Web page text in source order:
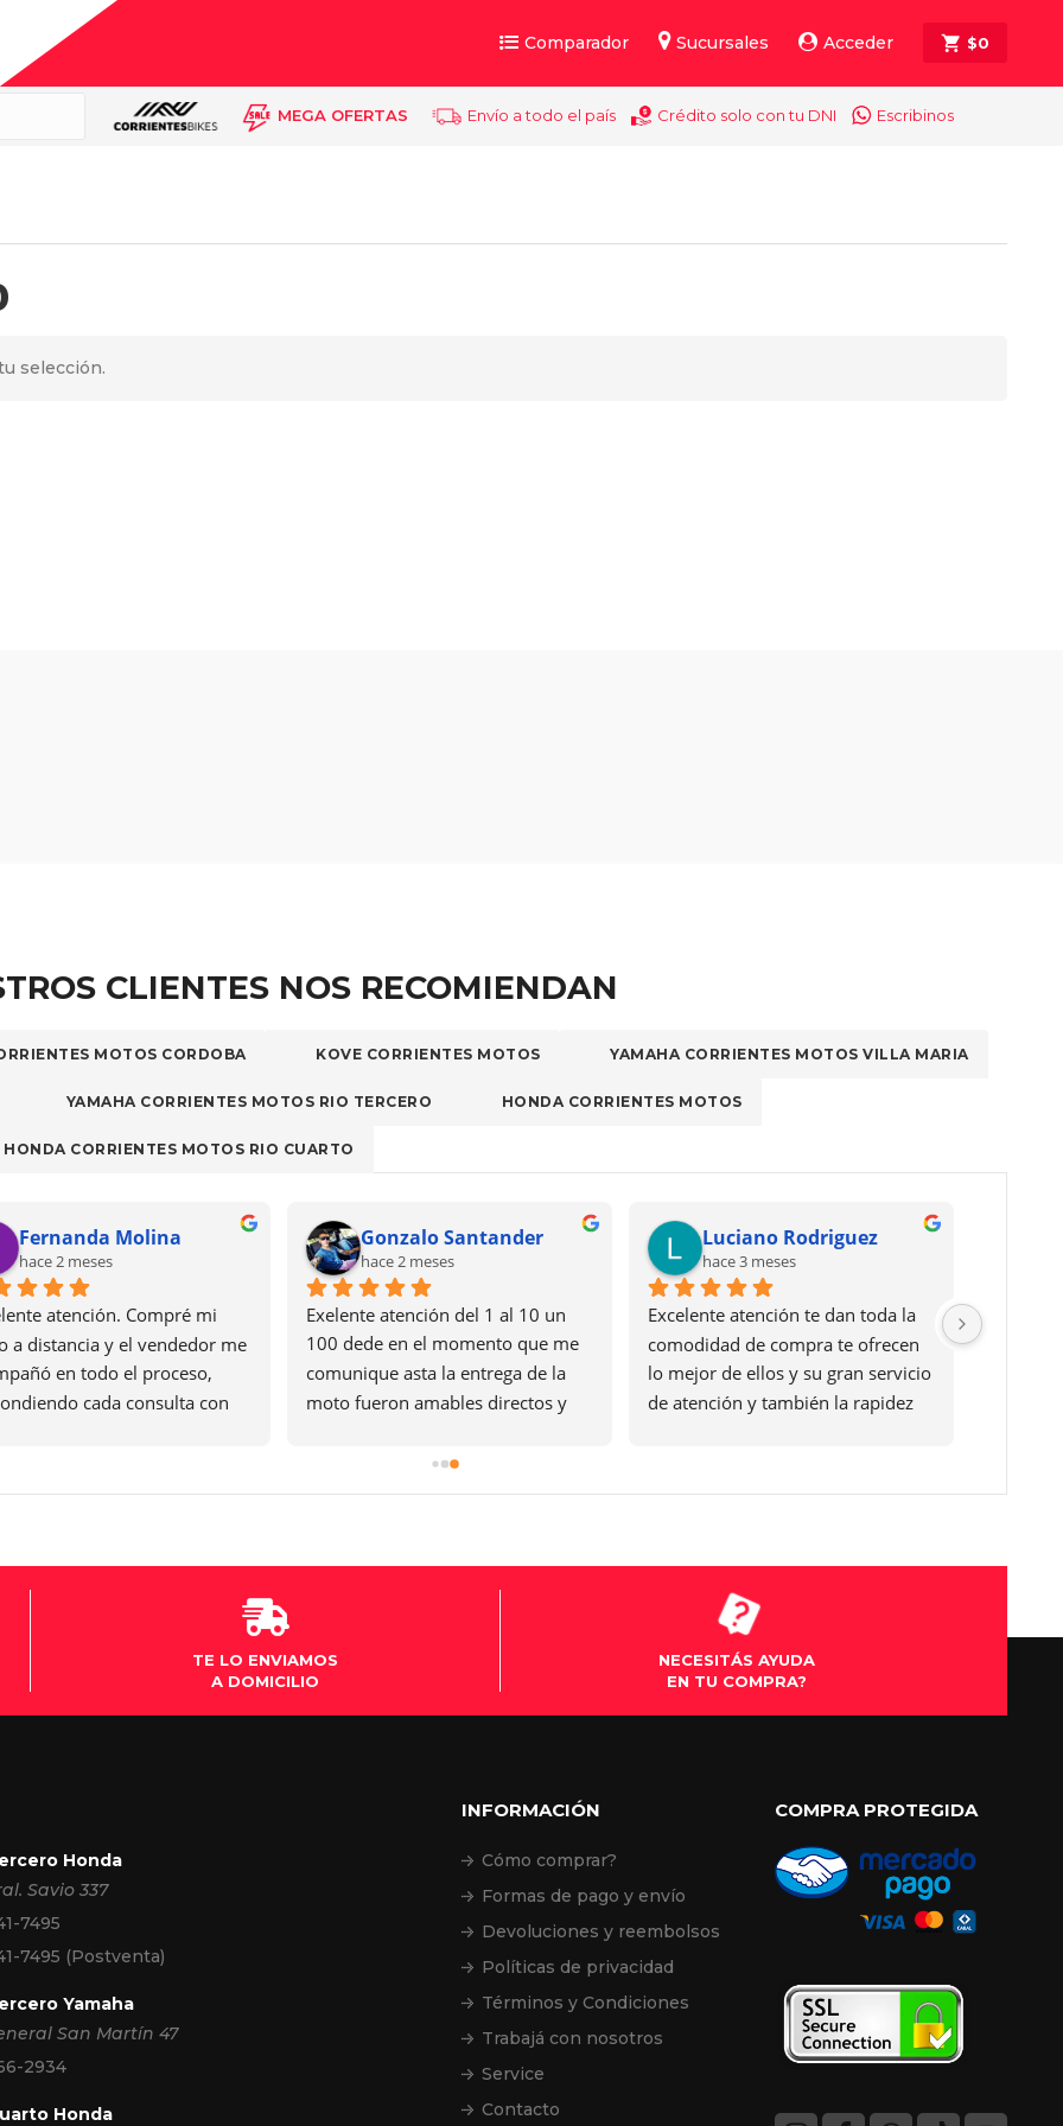
Comparador Sucursales Acceder $0
MEGA OFERTAS Envío a todo el país Crédito solo con tu DNI Escribinos
selección.
CLIENTES NOS RECOMIENDAN
MOTOS CORDOBA KOVE CORRIENTES MOTOS YAMAHA CORRIENTES MOTOS VILLA MARIA
YAMAHA CORRIENTES MOTOS RIO TERCERO HONDA CORRIENTES MOTOS
HONDA CORRIENTES MOTOS RIO CUARTO
Fernanda Molina
hace 2 meses
atención. Compré mi
a distancia y el vendedor me
en todo el proceso,
cada consulta con
lo acordado. Me dio
Gonzalo Santander
hace 2 meses
Exelente atención del 1 al 10 un
100 dede en el momento que me
comunique asta la entrega de la
moto fueron amables directos y
prometen lo recomiendo gracias
@corrientes motos. Y a Ignacio
Luciano Rodriguez
hace 3 meses
Excelente atención te dan toda la
comodidad de compra te ofrecen
lo mejor de ellos y su gran servicio
de atención y también la rapidez
moto 0KM y también muchas
tipo de dudas q tenía MUCHÍSIMAS
GRACIAS!!!
TE LO ENVIAMOS
A DOMICILIO
NECESITÁS AYUDA
EN TU COMPRA?
Honda
Savio 337
7495
7495 (Postventa)
Yamaha
San Martín 47
2934
Honda
INFORMACIÓN
Cómo comprar?
Formas de pago y envío
Devoluciones y reembolsos
Políticas de privacidad
Términos y Condiciones
Trabajá con nosotros
Service
Contacto
COMPRA PROTEGIDA